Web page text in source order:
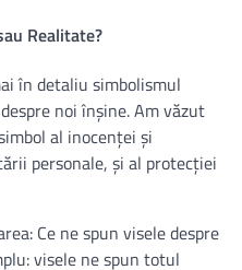
Realitate?
în detaliu simbolismul
noi înșine. Am văzut
al inocenței și
personale, și al protecției
Ce ne spun visele despre
visele ne spun totul